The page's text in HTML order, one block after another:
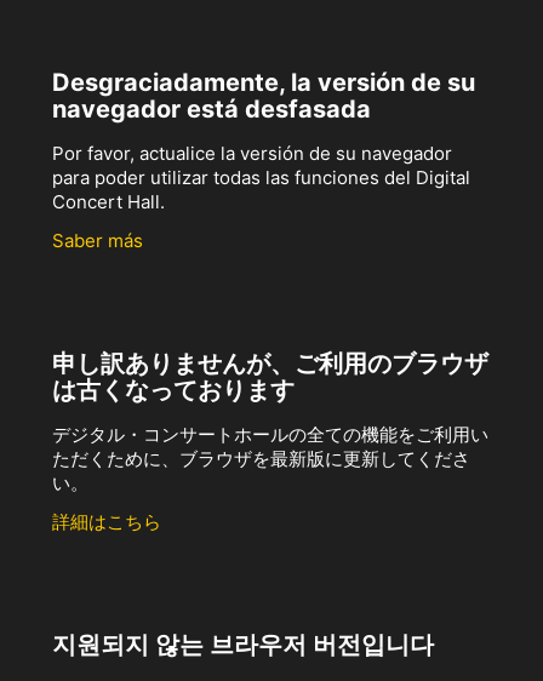
Desgraciadamente, la versión de su
navegador está desfasada
Por favor, actualice la versión de su navegador
para poder utilizar todas las funciones del Digital
Concert Hall.
Saber más
申し訳ありませんが、ご利用のブラウザ
は古くなっております
デジタル・コンサートホールの全ての機能をご利用い
ただくために、ブラウザを最新版に更新してくださ
い。
詳細はこちら
지원되지 않는 브라우저 버전입니다